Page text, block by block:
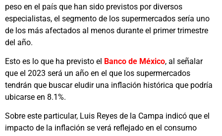
peso en el país que han sido previstos por diversos
especialistas, el segmento de los supermercados sería uno
de los más afectados al menos durante el primer trimestre
del año.
Esto es lo que ha previsto el Banco de México, al señalar
que el 2023 será un año en el que los supermercados
tendrán que buscar eludir una inflación histórica que podría
ubicarse en 8.1%.
Sobre este particular, Luis Reyes de la Campa indicó que el
impacto de la inflación se verá reflejado en el consumo